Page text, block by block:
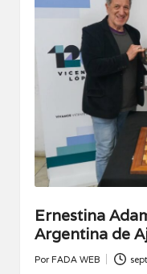
Ernestina
Argentina de
Publicado
Por FADA WEB